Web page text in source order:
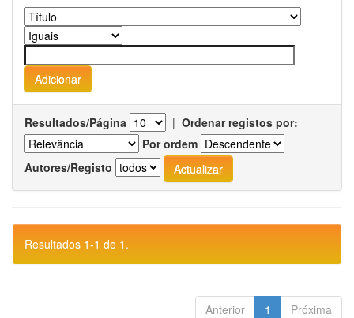
Resultados/Página | Ordenar registos por:
Por ordem
Autores/Registo
Resultados 1-1 de 1.
Anterior 1 Próxima